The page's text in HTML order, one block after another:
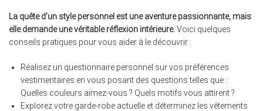
La quête d’un style personnel est une aventure passionnante, mais
elle demande une véritable réflexion intérieure. Voici quelques
conseils pratiques pour vous aider à le découvrir :
Réalisez un questionnaire personnel sur vos préférences
vestimentaires en vous posant des questions telles que :
Quelles couleurs aimez-vous ? Quels motifs vous attirent ?
Explorez votre garde-robe actuelle et déterminez les vêtements